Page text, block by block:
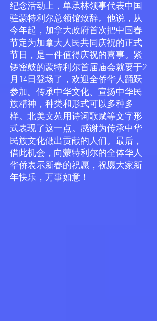
纪念活动上，单承林领事代表中国
驻蒙特利尔总领馆致辞。他说，从
今年起，加拿大政府首次把中国春
节定为加拿大人民共同庆祝的正式
节日，是一件值得庆祝的喜事。紧
锣密鼓的蒙特利尔首届庙会就要于2
月14日登场了，欢迎全侨华人踊跃
参加。传承中华文化、宣扬中华民
族精神，种类和形式可以多种多
样。北美文苑用诗词歌赋等文字形
式表现了这一点。感谢为传承中华
民族文化做出贡献的人们。最后，
借此机会，向蒙特利尔的全体华人
华侨表示新春的祝愿，祝愿大家新
年快乐，万事如意！